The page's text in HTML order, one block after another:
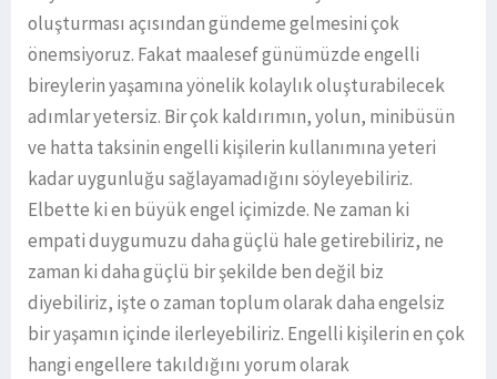
oluşturması açısından gündeme gelmesini çok
önemsiyoruz. Fakat maalesef günümüzde engelli
bireylerin yaşamına yönelik kolaylık oluşturabilecek
adımlar yetersiz. Bir çok kaldırımın, yolun, minibüsün
ve hatta taksinin engelli kişilerin kullanımına yeteri
kadar uygunluğu sağlayamadığını söyleyebiliriz.
Elbette ki en büyük engel içimizde. Ne zaman ki
empati duygumuzu daha güçlü hale getirebiliriz, ne
zaman ki daha güçlü bir şekilde ben değil biz
diyebiliriz, işte o zaman toplum olarak daha engelsiz
bir yaşamın içinde ilerleyebiliriz. Engelli kişilerin en çok
hangi engellere takıldığını yorum olarak